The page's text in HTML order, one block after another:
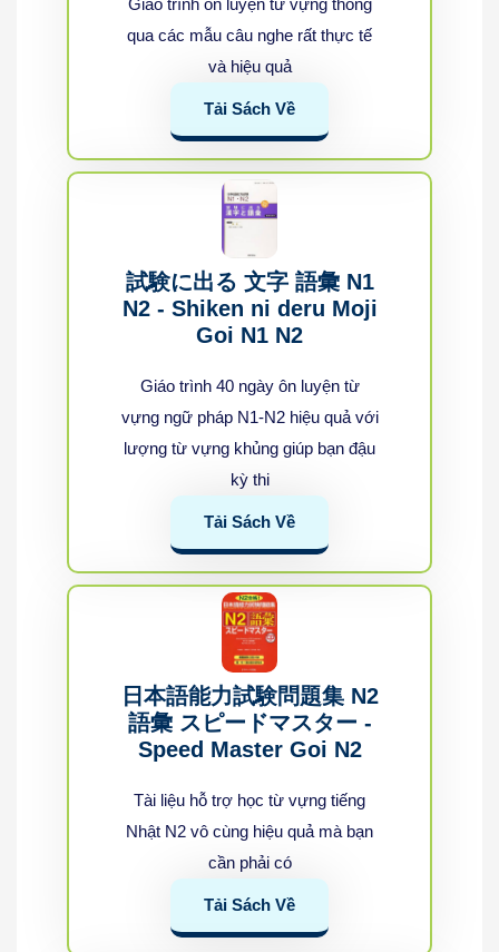
Giáo trình ôn luyện từ vựng thông
qua các mẫu câu nghe rất thực tế
và hiệu quả
Tải Sách Về
試験に出る 文字 語彙 N1
N2 - Shiken ni deru Moji
Goi N1 N2
Giáo trình 40 ngày ôn luyện từ
vựng ngữ pháp N1-N2 hiệu quả với
lượng từ vựng khủng giúp bạn đậu
kỳ thi
Tải Sách Về
日本語能力試験問題集 N2
語彙 スピードマスター -
Speed Master Goi N2
Tài liệu hỗ trợ học từ vựng tiếng
Nhật N2 vô cùng hiệu quả mà bạn
cần phải có
Tải Sách Về